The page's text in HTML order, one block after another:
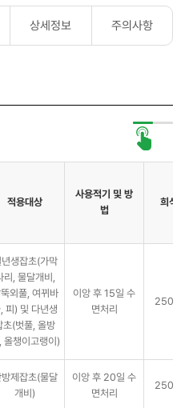
상세정보 주의사항
적용대상
사용적기 및 방
법
희석배
생잡초(가막
리, 물달개비,
외풀, 여뀌바
피) 및 다년생
초(벗풀, 올방
올챙이고랭이)
이앙 후 15일 수
면처리
250g/
방제잡초(물달
개비)
이앙 후 20일 수
면처리
250g/